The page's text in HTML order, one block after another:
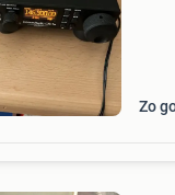
Zo